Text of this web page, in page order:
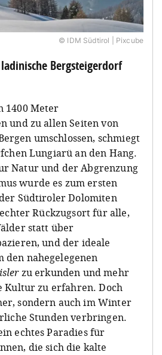
© IDM Südtirol | Pixcube
ladinische Bergsteigerdorf
1400 Meter
und zu allen Seiten von
umschlossen, schmiegt
Lungiarü an den Hang.
Natur und der Abgrenzung
wurde es zum ersten
Südtiroler Dolomiten
Rückzugsort für alle,
statt über
und der ideale
den nahegelegenen
zu erkunden und mehr
Kultur zu erfahren. Doch
sondern auch im Winter
Stunden verbringen.
echtes Paradies für
die sich die kalte